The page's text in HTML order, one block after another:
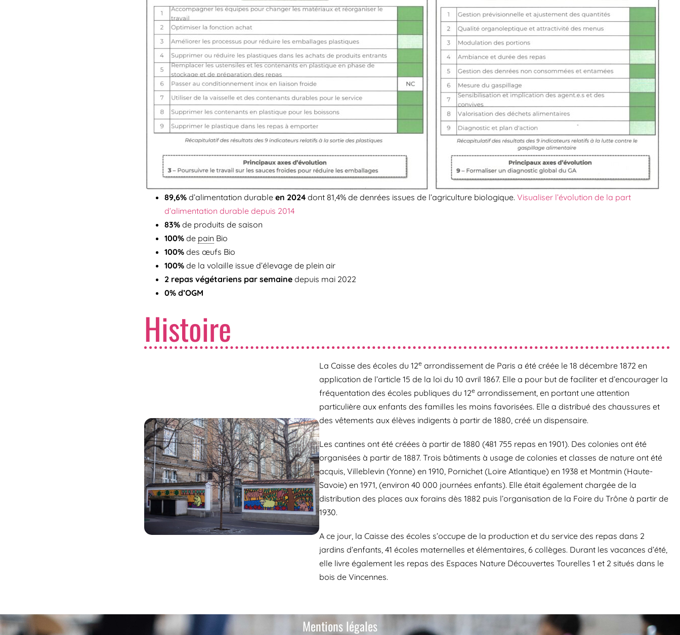
89,6%d’alimentation durable en 2024dont 81,4% de denrées issues de l’agriculture biologique. Visualiser l’évolution de la part
d’alimentation durable depuis 2014
83%de produits de saison
100%de pain Bio
100%des œufs Bio
100%de la volaille issue d’élevage de plein air
2 repas végétariens par semainedepuis mai 2022
0% d’OGM
Histoire
La Caisse des écoles du 12e arrondissement de Paris a été créée le 18 décembre 1872 en
application de l’article 15 de la loi du 10 avril 1867. Elle a pour but de faciliter et d’encourager la
fréquentation des écoles publiques du 12e arrondissement, en portant une attention
particulière aux enfants des familles les moins favorisées. Elle a distribué des chaussures et
des vêtements aux élèves indigents à partir de 1880, créé un dispensaire.
Les cantines ont été créées à partir de 1880 (481 755 repas en 1901). Des colonies ont été
organisées à partir de 1887. Trois bâtiments à usage de colonies et classes de nature ont été
acquis, Villeblevin (Yonne) en 1910, Pornichet (Loire Atlantique) en 1938 et Montmin (Haute-
Savoie) en 1971, (environ 40 000 journées enfants). Elle était également chargée de la
distribution des places aux forains dès 1882 puis l’organisation de la Foire du Trône à partir de
1930.
A ce jour, la Caisse des écoles s’occupe de la production et du service des repas dans 2
jardins d’enfants, 41 écoles maternelles et élémentaires, 6 collèges. Durant les vacances d’été,
elle livre également les repas des Espaces Nature Découvertes Tourelles 1 et 2 situés dans le
bois de Vincennes.
Mentions légales